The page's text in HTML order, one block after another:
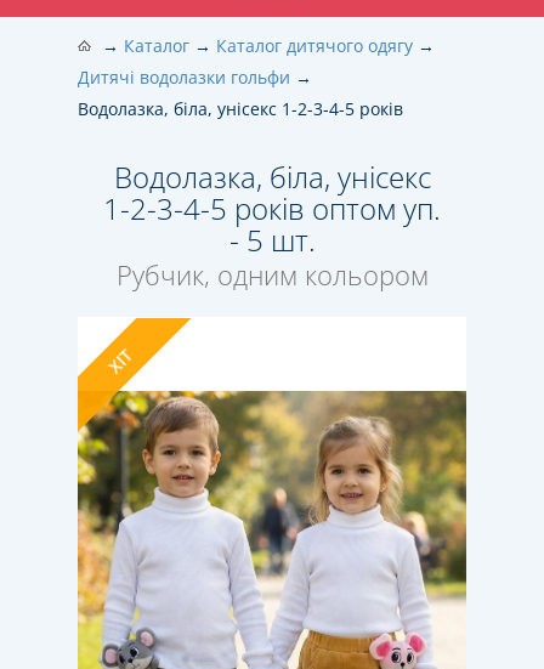
Каталог
Каталог дитячого одягу
Дитячі водолазки гольфи
Водолазка, біла, унісекс 1-2-3-4-5 років
Водолазка, біла, унісекс
1-2-3-4-5 років оптом уп.
- 5 шт.
Рубчик, одним кольором
ХІТ